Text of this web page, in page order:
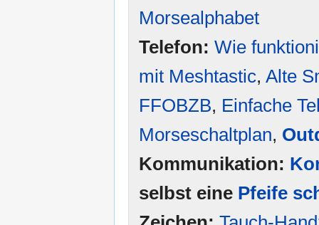
Morsealphabet
Telefon: Wie
mit Meshtastic, Alte
FFOBZB, Einfache
Morseschaltplan,
Kommunikation:
selbst eine Pfeife